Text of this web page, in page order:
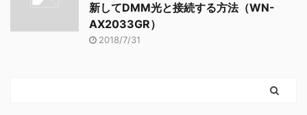
新してDMM光と接続する方法（WN-
AX2033GR）
2018/7/31